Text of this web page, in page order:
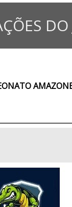
DO